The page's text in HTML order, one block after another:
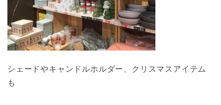
シェードやキャンドルホルダー、クリスマスアイテム
も